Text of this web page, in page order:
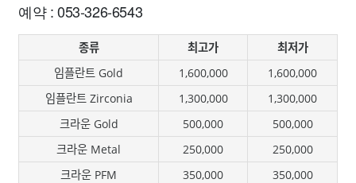
예약 : 053-326-6543
종류 최고가
최저가
임플란트 Gold
1,600,000
1,600,000
임플란트 Zirconia
1,300,000
1,300,000
크라운 Gold
500,000
500,000
크라운 Metal
250,000
250,000
크라운 PFM
350,000
350,000